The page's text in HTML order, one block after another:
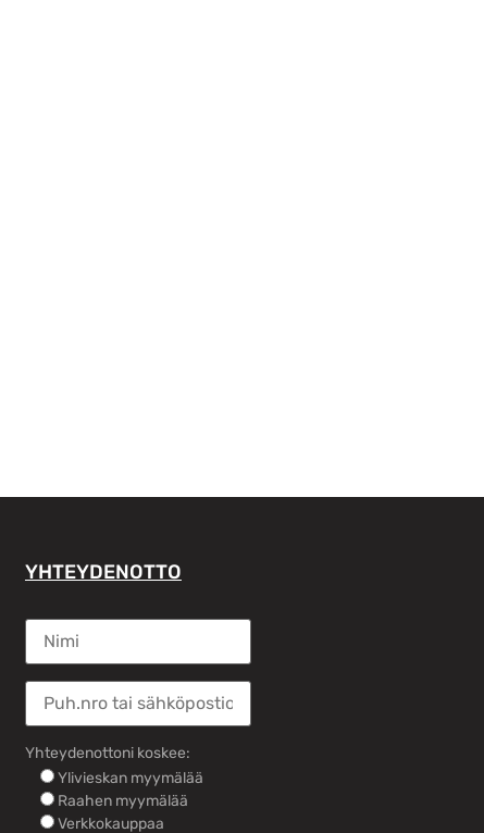
YHTEYDENOTTO
Yhteydenottoni koskee:
Ylivieskan myymälää
Raahen myymälää
Verkkokauppaa